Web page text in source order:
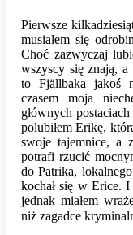
Pierwsze
musiałem się
Choć zazwyczaj
wszyscy się znają,
to Fjällbaka jakoś
czasem moja
głównych
polubiłem Erikę,
swoje tajemnice, a
potrafi rzucić
do Patrika,
kochał się w Erice.
jednak miałem
niż zagadce